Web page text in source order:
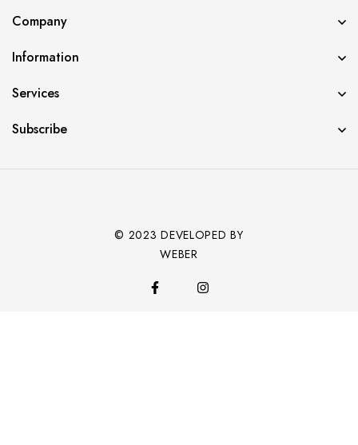
Company
Information
Services
Subscribe
© 2023 DEVELOPED BY
WEBER